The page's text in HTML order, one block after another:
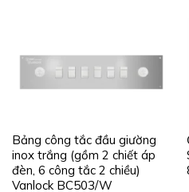
Bảng công tắc đầu giường
inox trắng (gồm 2 chiết áp
đèn, 6 công tắc 2 chiều)
Vanlock BC503/W